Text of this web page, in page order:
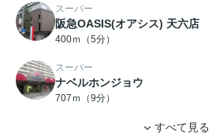
スーパー
阪急OASIS(オアシス) 天六店
400ｍ（5分）
スーパー
ナベルホンジョウ
707ｍ（9分）
すべて見る